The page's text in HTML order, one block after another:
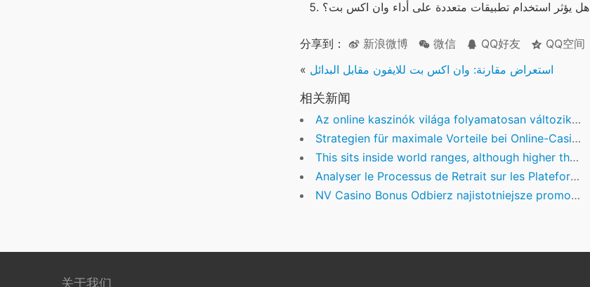
هل يؤثر استخدام تطبيقات متعددة على أداء وان اكس بت؟
分享到： 新浪微博 微信 QQ好友 QQ空间
« استعراض مقارنة: وان اكس بت للايفون مقابل البدائل
相关新闻
Az online kaszinók világa folyamatosan változik, ahol a technológia gyors ütemben alakítja át a játé
Strategien für maximale Vorteile bei Online-Casino-Boni – Eine Branchenanalyse
This sits inside world ranges, although higher than some established competition
Analyser le Processus de Retrait sur les Plateformes de Jeux en Ligne : Stratégies et Sécurité
NV Casino Bonus Odbierz najistotniejsze promocje w całej NV Casino
关于我们